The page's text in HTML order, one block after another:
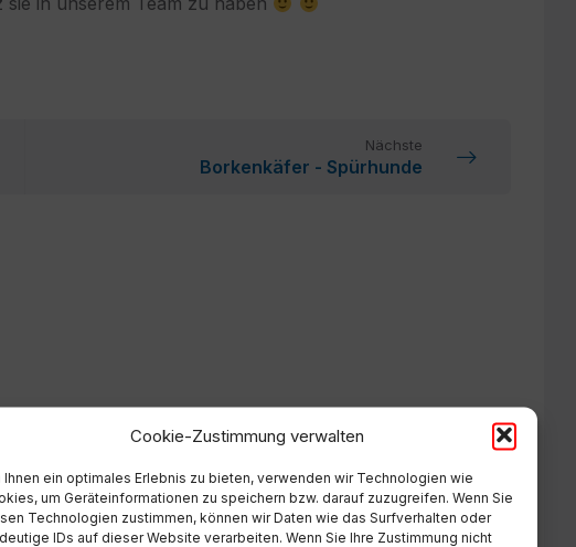
Cookie-Zustimmung verwalten
Ihnen ein optimales Erlebnis zu bieten, verwenden wir Technologien wie
um Geräteinformationen zu speichern bzw. darauf zuzugreifen. Wenn Sie
Technologien zustimmen, können wir Daten wie das Surfverhalten oder
IDs auf dieser Website verarbeiten. Wenn Sie Ihre Zustimmung nicht
Nächste
Borkenkäfer - Spürhunde